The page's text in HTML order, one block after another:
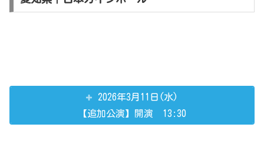
2026年3月11日(水)
【追加公演】開演 13:30